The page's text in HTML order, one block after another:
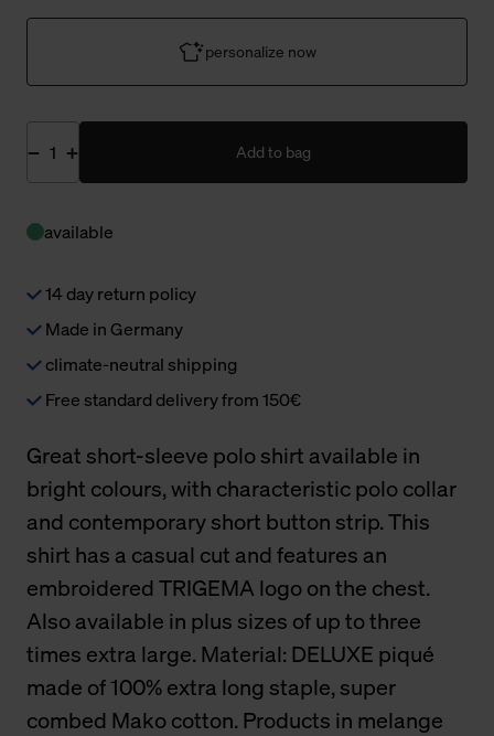
personalize now
Add to bag
available
14 day return policy
Made in Germany
climate-neutral shipping
Free standard delivery from 150€
Great short-sleeve polo shirt available in
bright colours, with characteristic polo collar
and contemporary short button strip. This
shirt has a casual cut and features an
embroidered TRIGEMA logo on the chest.
Also available in plus sizes of up to three
times extra large. Material: DELUXE piqué
made of 100% extra long staple, super
combed Mako cotton. Products in melange